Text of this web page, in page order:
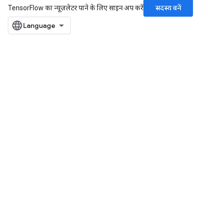
TensorFlow का न्यूज़लेटर पाने के लिए साइन अप करें
सदस्य बनें